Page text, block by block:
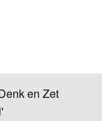
en Zet